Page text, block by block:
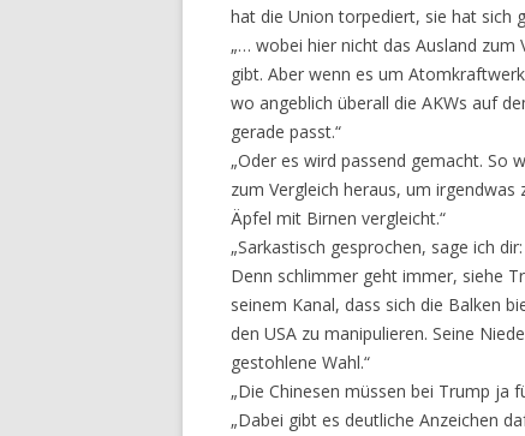
hat die Union torpediert, sie hat sich
„… wobei hier nicht das Ausland
gibt. Aber wenn es um
wo angeblich überall die AKWs auf
gerade passt.“
„Oder es wird passend gemacht. So
zum Vergleich heraus, um
Äpfel mit Birnen vergleicht.“
„Sarkastisch gesprochen, sage ich
Denn schlimmer geht immer, siehe
seinem Kanal, dass sich die Balken
den USA zu manipulieren. Seine
gestohlene Wahl.“
„Die Chinesen müssen bei Trump ja
„Dabei gibt es deutliche Anzeichen